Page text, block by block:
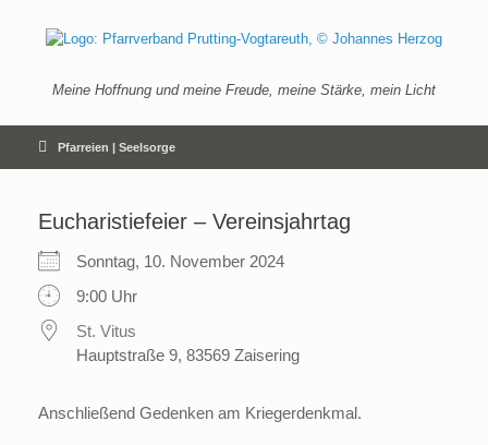
springen
Meine Hoffnung und meine Freude, meine Stärke, mein Licht
Pfarreien | Seelsorge
Eucharistiefeier – Vereinsjahrtag
Sonntag, 10. November 2024
9:00 Uhr
St. Vitus
Hauptstraße 9, 83569 Zaisering
Anschließend Gedenken am Kriegerdenkmal.